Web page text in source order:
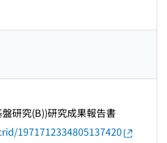
研究(B))研究成果報告書
1971712334805137420